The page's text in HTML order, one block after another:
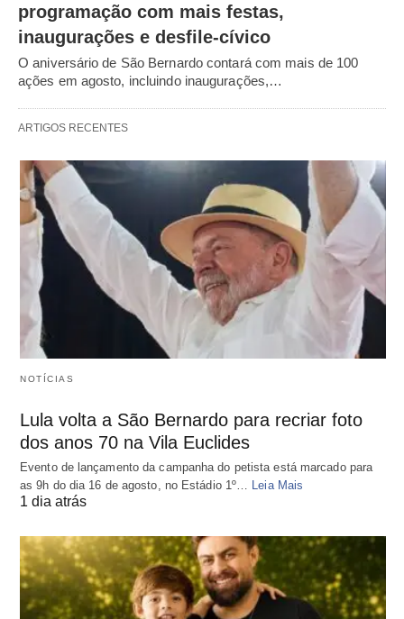
programação com mais festas,
inaugurações e desfile-cívico
O aniversário de São Bernardo contará com mais de 100
ações em agosto, incluindo inaugurações,…
ARTIGOS RECENTES
NOTÍCIAS
Lula volta a São Bernardo para recriar foto
dos anos 70 na Vila Euclides
Evento de lançamento da campanha do petista está marcado para
as 9h do dia 16 de agosto, no Estádio 1º… Leia Mais
1 dia atrás